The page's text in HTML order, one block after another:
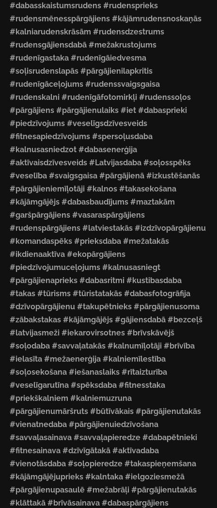
#dabasskaistumsrudens #rudensprieks
#rudensmēnesspārgājiens #kājāmrudensnoskaņās
#kalniarudenskrāsām #rudensdzestrums
#rudensgājiensdabā #mežakrustojums
#rudenīgastaka #rudenīgāiedvesma
#soļisrudenslapās #pārgājienilapkritis
#rudenīgāceļojums #rudenssvaigsgaisa
#rudenskalni #rudenīgāfotomirkļi #rudenssoļos
#pārgājiens #pārgājienulaiks #iet #dabasprieki
#piedzīvojums #veselīgsdzīvesveids
#fitnesapiedzīvojums #spersoļusdaba
#kalnusasniedzot #dabasenerģija
#aktīvaisdzīvesveids #Latvijasdaba #soļosspēks
#veselība #svaigsgaisa #pārgājienā #izkustēšanās
#pārgājieniemīļotāji #kalnos #takasekošana
#kājāmgājējs #dabasbaudījums #maztakām
#garšpārgājiens #vasaraspārgājiens
#rudenspārgājiens #latviestakās #izdzīvopārgājienu
#komandaspēks #prieksdaba #mežatakās
#ikdienaaktīva #ekopārgājiens
#piedzīvojumuceļojums #kalnusasniegt
#pārgājienaprieks #dabasritmi #kustibasdaba
#takas #tūrisms #tūristatakās #dabasfotogrāfija
#dzīvopārgājienu #takupētnieks #pārgājienusoma
#zābakstakas #kājāmgājējs #gājiensdabā #bezceļš
#latvijasmeži #iekarovirsotnes #brīvskāvējš
#soļodaba #savvaļatakās #kalnumīļotāji #brīvība
#ielasīta #mežaenerģija #kalniemīlestība
#soļosekošana #iešanaslaiks #rītaizturība
#veselīgarutīna #spēksdaba #fitnesstaka
#priekškalniem #kalniemuzruna
#pārgājienumāršruts #būtīvākais #pārgājienutakās
#vienatnedaba #pārgājienuiedzīvošana
#savvaļasainava #savvaļapieredze #dabapētnieki
#fitnesainava #dzīvīgātakā #aktīvadaba
#vienotāsdaba #soļopieredze #takaspieņemšana
#kājāmgājējuprieks #kalntaka #ielgoziesmežā
#pārgājienupasaulē #mežabrāļi #pārgājienutakās
#klāttakā #brīvāsainava #dabaspārgājiens